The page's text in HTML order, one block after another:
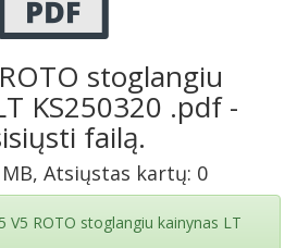
stoglangiu
KS250320 .pdf -
failą.
MB, Atsiųstas kartų: 0
V5 ROTO stoglangiu kainynas LT